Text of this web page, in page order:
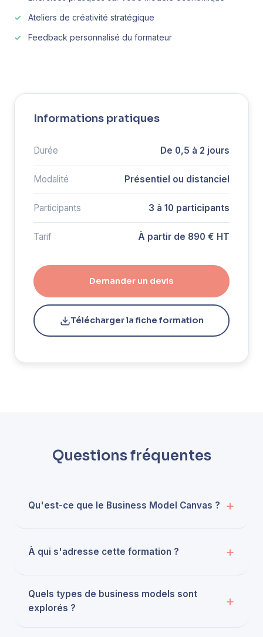
Ateliers de créativité stratégique
Feedback personnalisé du formateur
Informations pratiques
Durée De 0,5 à 2 jours
Modalité Présentiel ou distanciel
Participants 3 à 10 participants
Tarif À partir de 890 € HT
Demander un devis
Télécharger la fiche formation
Questions fréquentes
Qu'est-ce que le Business Model Canvas ?
À qui s'adresse cette formation ?
Quels types de business models sont
explorés ?